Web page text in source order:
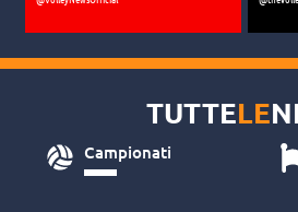
TUTTELE
Campionati